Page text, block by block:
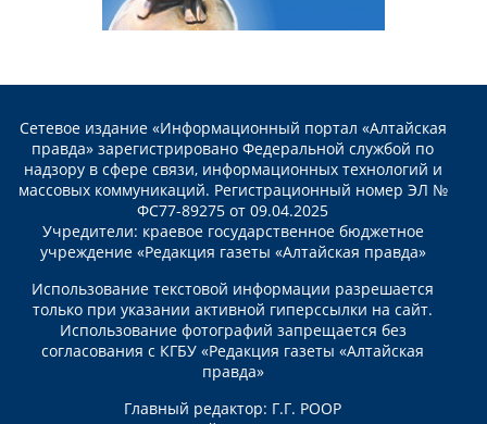
Сетевое издание «Информационный портал «Алтайская
правда» зарегистрировано Федеральной службой по
надзору в сфере связи, информационных технологий и
массовых коммуникаций. Регистрационный номер ЭЛ №
ФС77-89275 от 09.04.2025
Учредители: краевое государственное бюджетное
учреждение «Редакция газеты «Алтайская правда»
Использование текстовой информации разрешается
только при указании активной гиперссылки на сайт.
Использование фотографий запрещается без
согласования с КГБУ «Редакция газеты «Алтайская
правда»
Главный редактор: Г.Г. РООР